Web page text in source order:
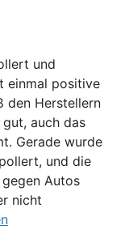
und
einmal positive
den Herstellern
auch das
Gerade wurde
und die
Autos
nicht